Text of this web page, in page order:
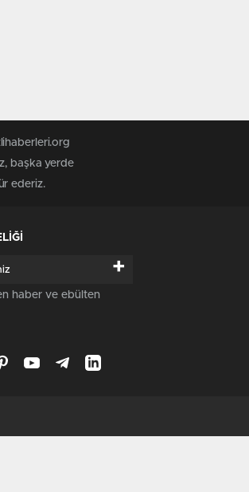
başka yerde
ederiz.
+
haber ve ebülten